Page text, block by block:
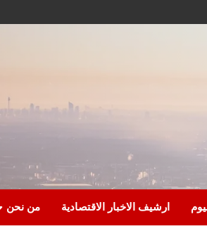
ارشيف الاخبار الاقتصادية من نحن